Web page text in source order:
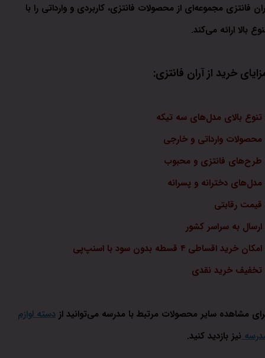
فانتزی مجموعه‌ای از محصولات فانتزی، کاربردی و وارداتی را با
بالا ارائه می‌کند.
خرید از آران فانتزی:
تنوع بالای مدل‌های سه تیکه
محصولات وارداتی و خارجی
طرح‌های فانتزی و محبوب
مدل‌های دخترانه و پسرانه
قیمت رقابتی
ارسال به سراسر کشور
خرید اقساطی ۴ قسطه بدون سود با اسنپ‌پی
تخفیف خرید نقدی
مشاهده سایر محصولات مرتبط با مدرسه می‌توانید از دسته لوازم
نیز بازدید کنید.